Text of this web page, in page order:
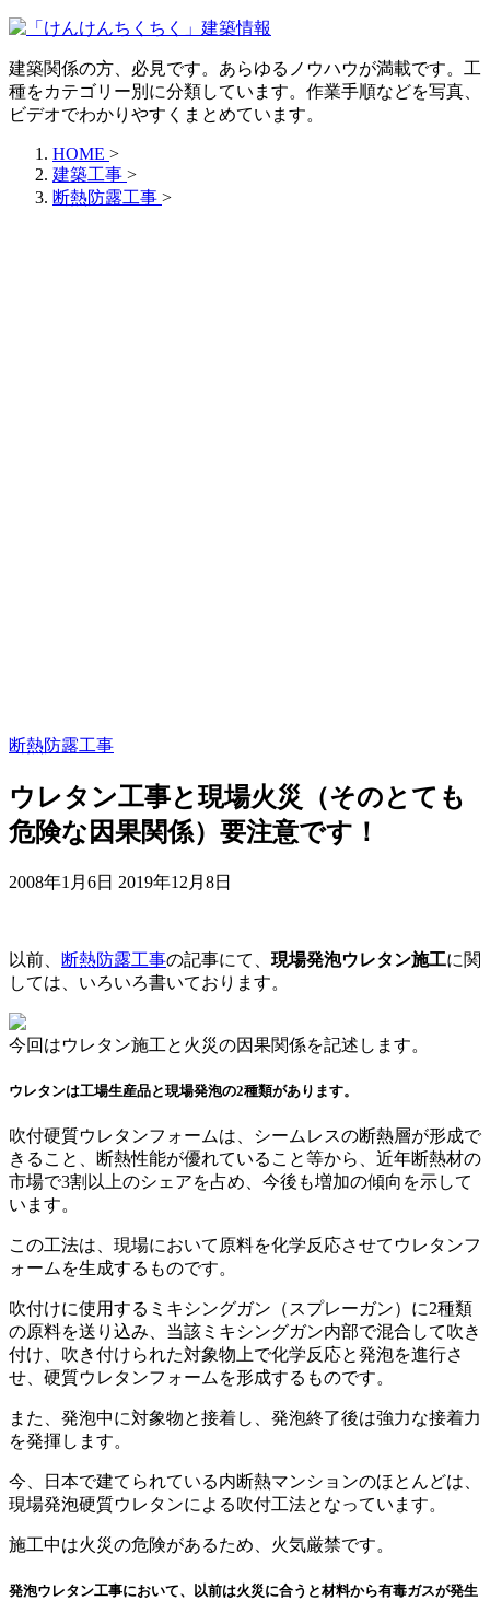
建築関係の方、必見です。あらゆるノウハウが満載です。工
種をカテゴリー別に分類しています。作業手順などを写真、
ビデオでわかりやすくまとめています。
HOME >
建築工事 >
断熱防露工事 >
断熱防露工事
ウレタン工事と現場火災（そのとても
危険な因果関係）要注意です！
2008年1月6日 2019年12月8日
以前、 断熱防露工事の記事にて、 現場発泡ウレタン施工に関
しては、いろいろ書いております。
今回はウレタン施工と火災の因果関係を記述します。
ウレタンは工場生産品と現場発泡の2種類があります。
吹付硬質ウレタンフォームは、シームレスの断熱層が形成で
きること、断熱性能が優れていること等から、近年断熱材の
市場で3割以上のシェアを占め、今後も増加の傾向を示して
います。
この工法は、現場において原料を化学反応させてウレタンフ
ォームを生成するものです。
吹付けに使用するミキシングガン（スプレーガン）に2種類
の原料を送り込み、当該ミキシングガン内部で混合して吹き
付け、吹き付けられた対象物上で化学反応と発泡を進行さ
せ、硬質ウレタンフォームを形成するものです。
また、発泡中に対象物と接着し、発泡終了後は強力な接着力
を発揮します。
今、日本で建てられている内断熱マンションのほとんどは、
現場発泡硬質ウレタンによる吹付工法となっています。
施工中は火災の危険があるため、火気厳禁です。
発泡ウレタン工事において、以前は火災に合うと材料から有毒ガスが発生